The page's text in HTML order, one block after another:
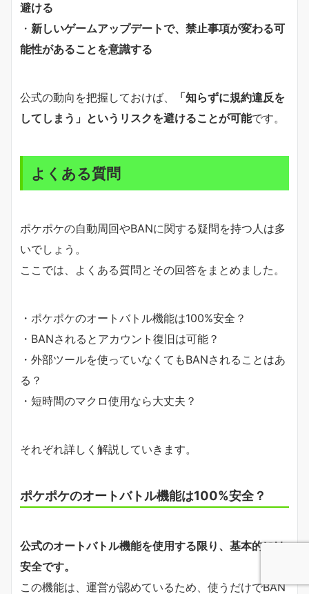
避ける
・ 新しいゲームアップデートで、禁止事項が変わる可
能性があることを意識する
公式の動向を把握しておけば、
「知らずに規約違反を
してしまう」というリスクを避けることが可能です。
よくある質問
ポケポケの自動周回やBANに関する疑問を持つ人は多
いでしょう。
ここでは、よくある質問とその回答をまとめました。
・ポケポケのオートバトル機能は100%安全？
・BANされるとアカウント復旧は可能？
・外部ツールを使っていなくてもBANされることはあ
る？
・短時間のマクロ使用なら大丈夫？
それぞれ詳しく解説していきます。
ポケポケのオートバトル機能は100%安全？
公式のオートバトル機能を使用する限り、基本的には
安全です。
この機能は、運営が認めているため、使うだけでBAN